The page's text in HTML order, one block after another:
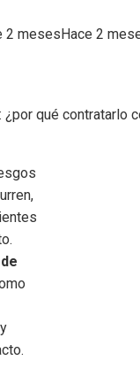
2 meses Hace 2
qué contratarlo